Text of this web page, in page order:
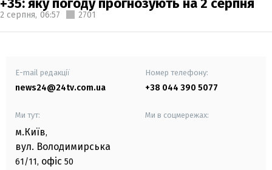
2 серпня, 06:57 2701
E-mail редакції
news24@24tv.com.ua
Номер телефону:
+38 044 390 5077
Ми тут:
м.Київ,
вул. Володимирська
61/11, офіс 50
Ми в соцмережах: